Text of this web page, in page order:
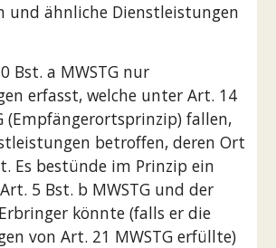
und ähnliche Dienstleistungen
Bst. a MWSTG nur
erfasst, welche unter Art. 14
(Empfängerortsprinzip) fallen,
betroffen, deren Ort
Es bestünde im Prinzip ein
5 Bst. b MWSTG und der
könnte (falls er die
von Art. 21 MWSTG erfüllte)